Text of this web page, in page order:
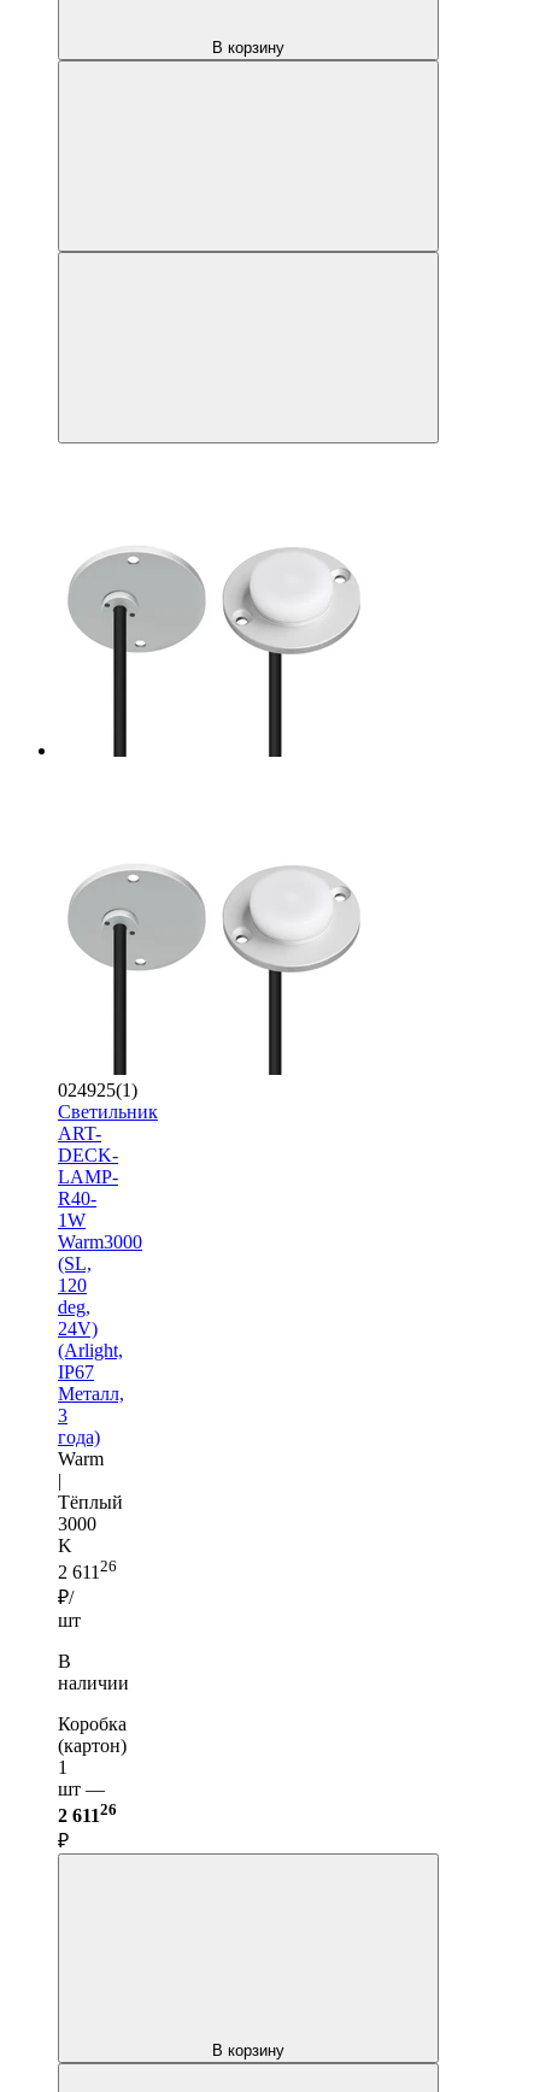
В корзину
024925(1)
Светильник
ART-
DECK-
LAMP-
R40-
1W
Warm3000
(SL,
120
deg,
24V)
(Arlight,
IP67
Металл,
3
года)
Warm
|
Тёплый
3000
K
2 611 26
₽/
шт
В
наличии
Коробка
(картон)
1
шт —
2 61126
₽
В корзину